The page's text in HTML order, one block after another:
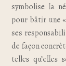
symbolise la
pour bâtir une
ses
de façon
telles qu’elles